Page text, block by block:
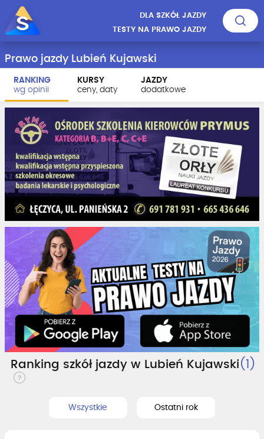
DLA SZKÓŁ JAZDY
TESTY NA PRAWO JAZDY
Prawo jazdy Lubień Kujawski
RANKING
wg opinii
KURSY
ceny, daty
JAZDY
dodatkowe
Ranking szkół jazdy w Lubień Kujawski (1)
Wszystkie Ostatni rok